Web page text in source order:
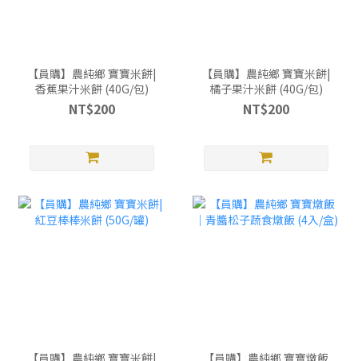
【員購】農純鄉 寶寶米餅|
香蕉果汁米餅 (40G/包)
NT$200
【員購】農純鄉 寶寶米餅|
橘子果汁米餅 (40G/包)
NT$200